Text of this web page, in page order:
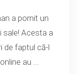
a pornit un
sale! Acesta a
de faptul că-l
au ...